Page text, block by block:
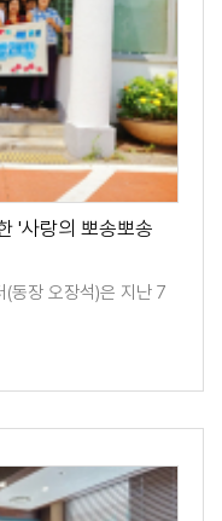
'사랑의 뽀송뽀송
동장 오장석)은 지난 7